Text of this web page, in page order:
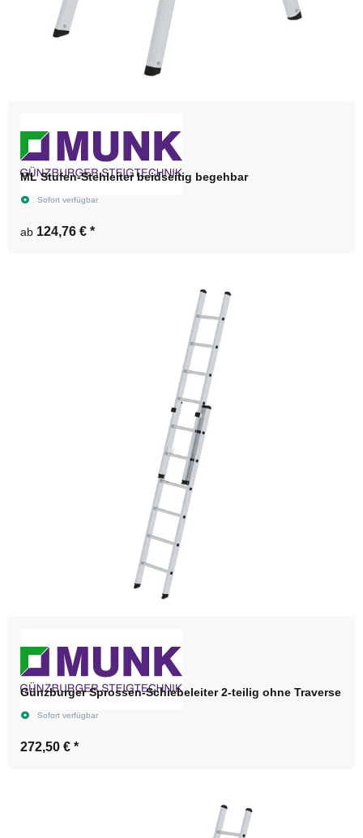
ML Stufen-Stehleiter beidseitig begehbar
Sofort verfügbar
ab 124,76 € *
Günzburger Sprossen-Schiebeleiter 2-teilig ohne Traverse
Sofort verfügbar
272,50 € *